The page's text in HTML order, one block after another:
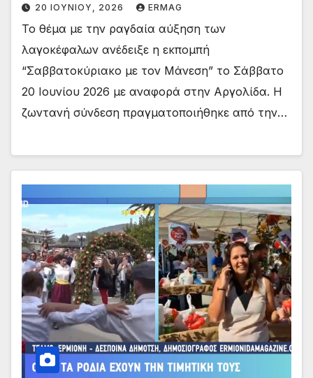
20 ΙΟΥΝΊΟΥ, 2026 ERMAG
Το θέμα με την ραγδαία αύξηση των
λαγοκέφαλων ανέδειξε η εκπομπή
“Σαββατοκύριακο με τον Μάνεση” το Σάββατο
20 Ιουνίου 2026 με αναφορά στην Αργολίδα. Η
ζωντανή σύνδεση πραγματοποιήθηκε από την…